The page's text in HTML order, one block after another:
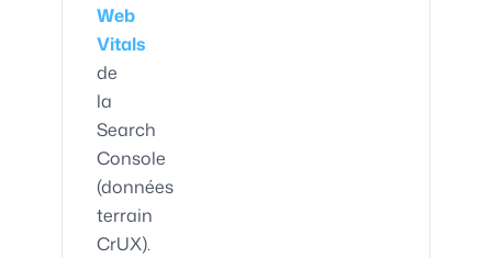
Web
Vitals
de
la
Search
Console
(données
terrain
CrUX).